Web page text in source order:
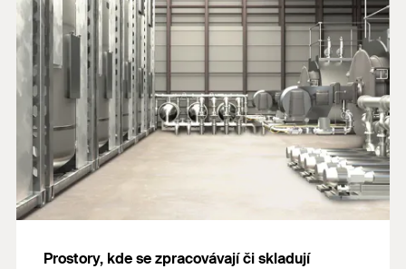
Prostory, kde se zpracovávají či skladují